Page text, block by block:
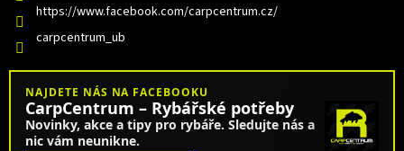
https://www.facebook.com/carpcentrum.cz/
carpcentrum_ub
NAJDETE NÁS NA FACEBOOKU
CarpCentrum – Rybářské potřeby
Novinky, akce a tipy pro rybáře. Sledujte nás a
nic vám neunikne.